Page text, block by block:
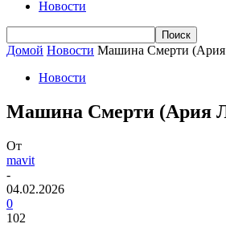
Новости
Домой Новости Машина Смерти (Ария
Новости
Машина Смерти (Ария
От
mavit
-
04.02.2026
0
102